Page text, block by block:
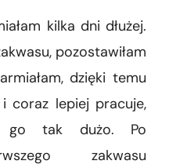
kilka dni dłużej.
pozostawiłam
dzięki temu
coraz lepiej pracuje,
go tak dużo. Po
zakwasu